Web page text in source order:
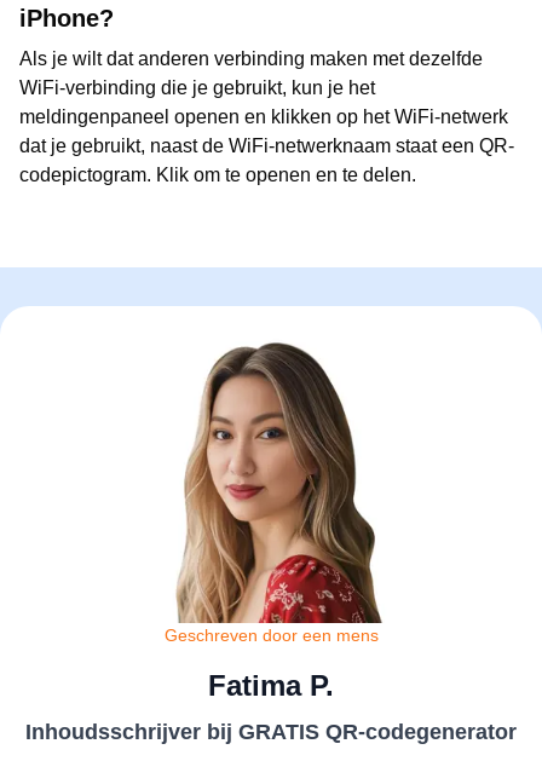
iPhone?
Als je wilt dat anderen verbinding maken met dezelfde
WiFi-verbinding die je gebruikt, kun je het
meldingenpaneel openen en klikken op het WiFi-netwerk
dat je gebruikt, naast de WiFi-netwerknaam staat een QR-
codepictogram. Klik om te openen en te delen.
Geschreven door een mens
Fatima P.
Inhoudsschrijver bij GRATIS QR-codegenerator